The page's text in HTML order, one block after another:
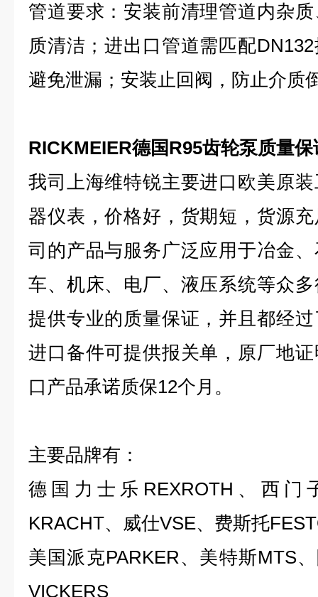
管道要求：安装前清理管道内杂
质清洁；进出口管道需匹配
避免泄漏；安装止回阀，防止介质
RICKMEIER德国R95齿轮泵质量保
我司上海维特锐主要进口欧美原
器仪表，价格好，货期短，货源
司的产品与服务广泛应用于冶金
车、机床、电厂、液压系统等众
提供专业的质量保证，并且都经
进口备件可提供报关单，原厂地
口产品承诺质保12个月。
主要品牌有：
德国力士乐REXROTH、西门
KRACHT、威仕VSE、费斯托
美国派克PARKER、美特斯MTS
VICKERS